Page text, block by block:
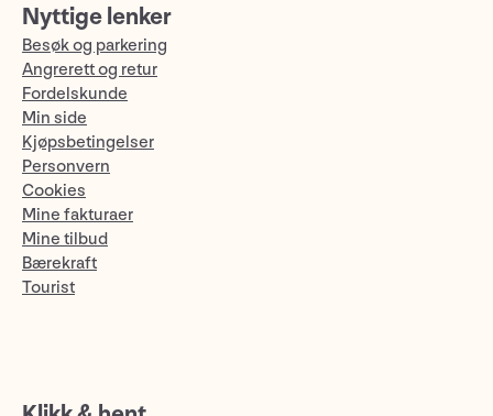
Nyttige lenker
Besøk og parkering
Angrerett og retur
Fordelskunde
Min side
Kjøpsbetingelser
Personvern
Cookies
Mine fakturaer
Mine tilbud
Bærekraft
Tourist